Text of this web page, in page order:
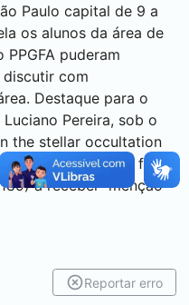
Paulo capital de 9 a
os alunos da área de
puderam
discutir com
Destaque para o
Pereira, sob o
the stellar occultation
18th 2018”, que foi
a receber menção
Reportar erro